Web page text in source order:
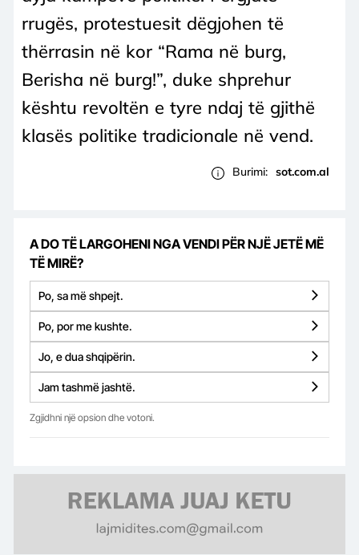
rrugës, protestuesit dëgjohen të
thërrasin në kor “Rama në burg,
Berisha në burg!”, duke shprehur
kështu revoltën e tyre ndaj të gjithë
klasës politike tradicionale në vend.
Burimi: sot.com.al
A DO TË LARGOHENI NGA VENDI PËR NJË JETË MË
TË MIRË?
Po, sa më shpejt.
Po, por me kushte.
Jo, e dua shqipërin.
Jam tashmë jashtë.
Zgjidhni një opsion dhe votoni.